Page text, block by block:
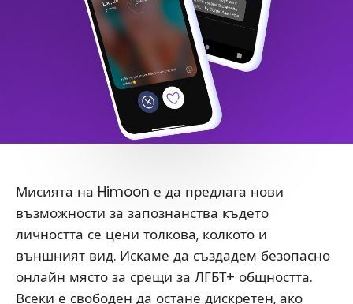
Мисията на Himoon е да предлага нови
възможности за запознанства където
личността се цени толкова, колкото и
външният вид. Искаме да създадем безопасно
онлайн място за срещи за ЛГБТ+ общността.
Всеки е свободен да остане дискретен, ако